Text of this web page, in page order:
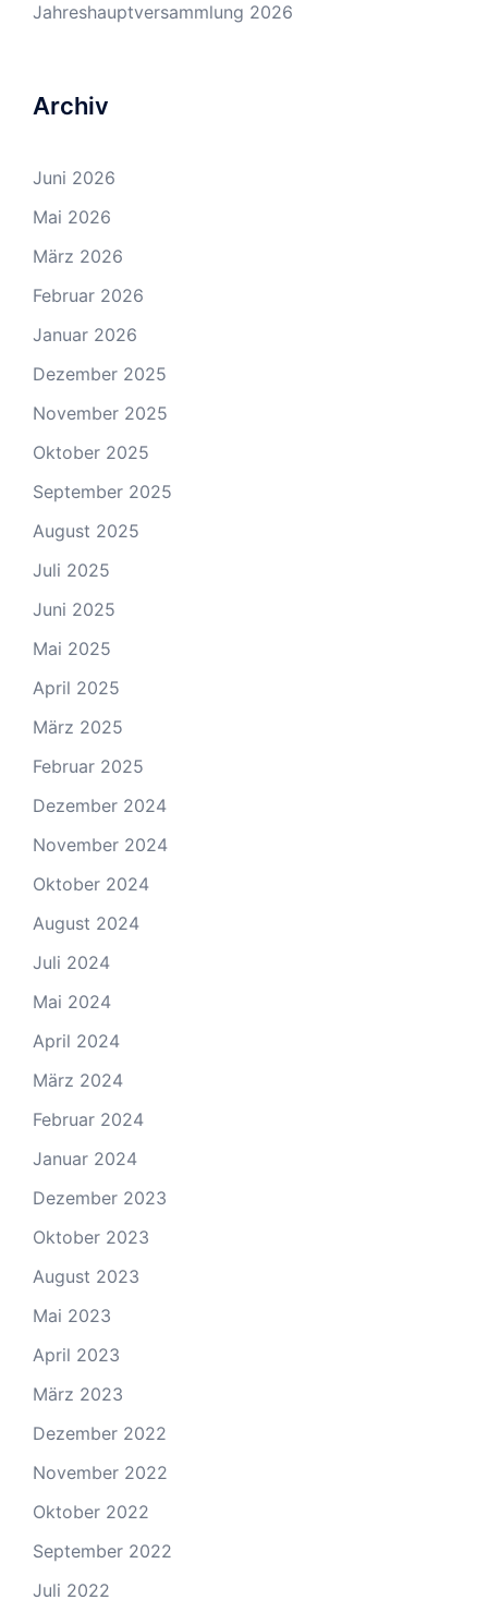
Jahreshauptversammlung 2026
Archiv
Juni 2026
Mai 2026
März 2026
Februar 2026
Januar 2026
Dezember 2025
November 2025
Oktober 2025
September 2025
August 2025
Juli 2025
Juni 2025
Mai 2025
April 2025
März 2025
Februar 2025
Dezember 2024
November 2024
Oktober 2024
August 2024
Juli 2024
Mai 2024
April 2024
März 2024
Februar 2024
Januar 2024
Dezember 2023
Oktober 2023
August 2023
Mai 2023
April 2023
März 2023
Dezember 2022
November 2022
Oktober 2022
September 2022
Juli 2022